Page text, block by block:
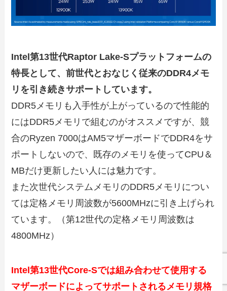
Intel第13世代Raptor Lake-Sプラットフォームの
特長として、前世代とおなじく従来のDDR4メモ
リを引き続きサポートしています。
DDR5メモリも入手性が上がっているので性能的
にはDDR5メモリで組むのがオススメですが、競
合のRyzen 7000はAM5マザーボードでDDR4をサ
ポートしないので、既存のメモリを使ってCPU＆
MBだけ更新したい人には魅力です。
また次世代システムメモリのDDR5メモリについ
ては定格メモリ周波数が5600MHzに引き上げられ
ています。（第12世代の定格メモリ周波数は
4800MHz）
Intel第13世代Core-Sでは組み合わせて使用する
マザーボードによってサポートされるメモリ規格